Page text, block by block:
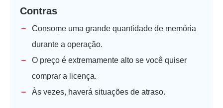
Contras
Consome uma grande quantidade de memória
durante a operação.
O preço é extremamente alto se você quiser
comprar a licença.
Às vezes, haverá situações de atraso.